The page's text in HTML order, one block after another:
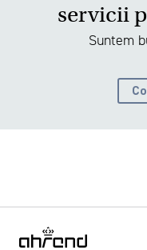
servicii
Suntem